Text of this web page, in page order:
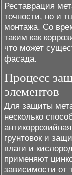
Реставрация
точности, но и
монтажа. Со
таким как
что может
фасада.
Процесс
элементов
Для защиты
несколько
грунтовок и
влаги и
применяют
зависимости от